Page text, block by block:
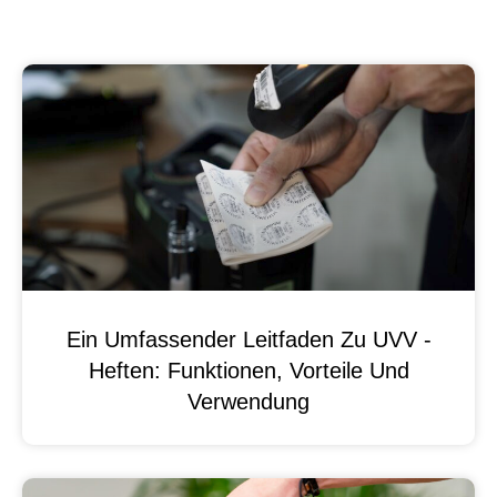
Ein Umfassender Leitfaden Zu UVV -
Heften: Funktionen, Vorteile Und
Verwendung